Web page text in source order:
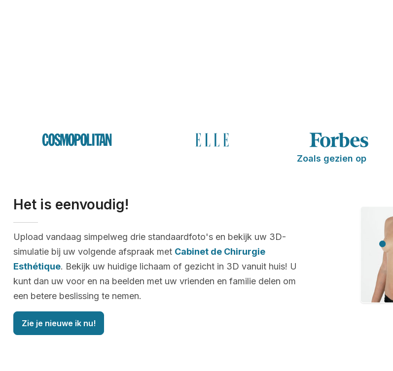
Zoals gezien op
Het is eenvoudig!
Upload vandaag simpelweg drie standaardfoto's en bekijk uw 3D-
simulatie bij uw volgende afspraak met Cabinet de Chirurgie
Esthétique. Bekijk uw huidige lichaam of gezicht in 3D vanuit huis! U
kunt dan uw voor en na beelden met uw vrienden en familie delen om
een betere beslissing te nemen.
Zie je nieuwe ik nu!